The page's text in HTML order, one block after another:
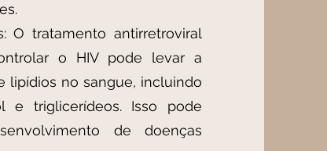
O tratamento antirretroviral
o HIV pode levar a
lipídios no sangue, incluindo
e triglicerídeos. Isso pode
de doenças